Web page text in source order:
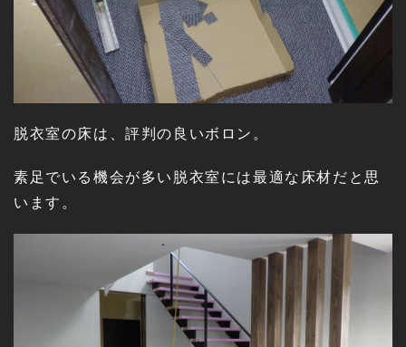
脱衣室の床は、評判の良いボロン。
素足でいる機会が多い脱衣室には最適な床材だと思
います。